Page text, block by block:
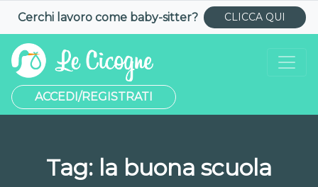
Cerchi lavoro come baby-sitter? CLICCA QUI
ACCEDI/REGISTRATI
Tag: la buona scuola